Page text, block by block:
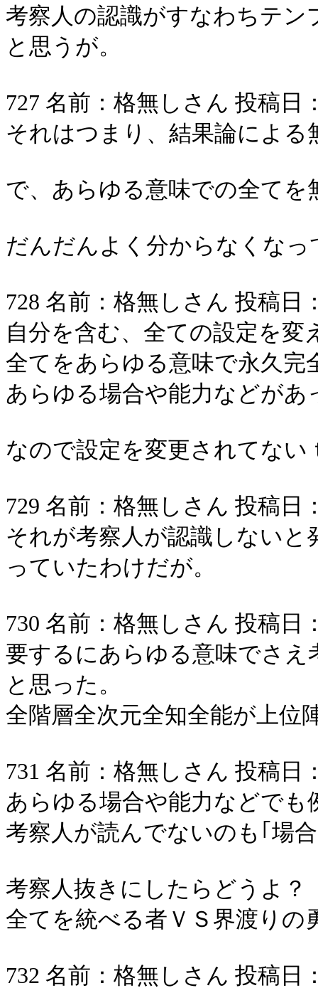
考察人の認識がすなわちテ
と思うが。
727 名前：格無しさん 投稿日
それはつまり、結果論による
で、あらゆる意味での全て
だんだんよく分からなくなっ
728 名前：格無しさん 投稿日
自分を含む、全ての設定を変
全てをあらゆる意味で永久完
あらゆる場合や能力などが
なので設定を変更されてな
729 名前：格無しさん 投稿日
それが考察人が認識しない
っていたわけだが。
730 名前：格無しさん 投稿日
要するにあらゆる意味でさ
と思った。
全階層全次元全知全能が上位
731 名前：格無しさん 投稿日
あらゆる場合や能力などでも
考察人が読んでないのも｢場
考察人抜きにしたらどうよ？
全てを統べる者ＶＳ界渡りの
732 名前：格無しさん 投稿日